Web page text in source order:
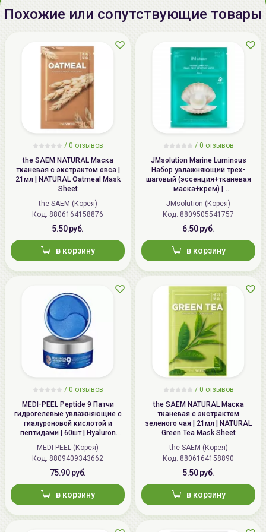
комплексно косметические средства от COSRX
Похожие или сопутствующие товары
/ 0 отзывов
the SAEM NATURAL Маска
тканевая с экстрактом овса |
21мл | NATURAL Oatmeal Mask
Sheet
the SAEM (Корея)
Код: 8806164158876
5.50 руб.
в корзину
/ 0 отзывов
JMsolution Marine Luminous
Набор увлажняющий трех-
шаговый (эссенция+тканевая
маска+крем) |
1.5мл+27мл+1.5мл | Marine
Luminous Pearl Deep Moisture
Mask
JMsolution (Корея)
Код: 8809505541757
6.50 руб.
в корзину
/ 0 отзывов
MEDI-PEEL Peptide 9 Патчи
гидрогелевые увлажняющие с
гиалуроновой кислотой и
пептидами | 60шт | Hyaluron
Aqua Peptide 9 Ampoule Eye
Patch
MEDI-PEEL (Корея)
Код: 8809409343662
75.90 руб.
в корзину
/ 0 отзывов
the SAEM NATURAL Маска
тканевая с экстрактом
зеленого чая | 21мл | NATURAL
Green Tea Mask Sheet
the SAEM (Корея)
Код: 8806164158890
5.50 руб.
в корзину